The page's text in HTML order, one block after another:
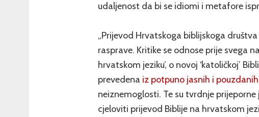
udaljenost da bi se idiomi i metafore
„Prijevod Hrvatskoga biblijskoga
rasprave. Kritike se odnose prije svega
hrvatskom jeziku’, o novoj ‘katoličkoj’
prevedena iz potpuno jasnih i
neiznemoglosti. Te su tvrdnje
cjeloviti prijevod Biblije na hrvatskom